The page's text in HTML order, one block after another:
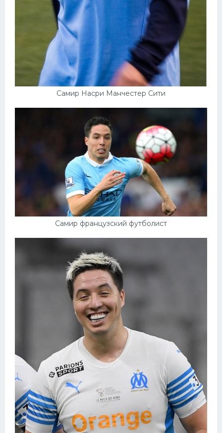
Самир Насри Манчестер Сити
Самир французский футболист